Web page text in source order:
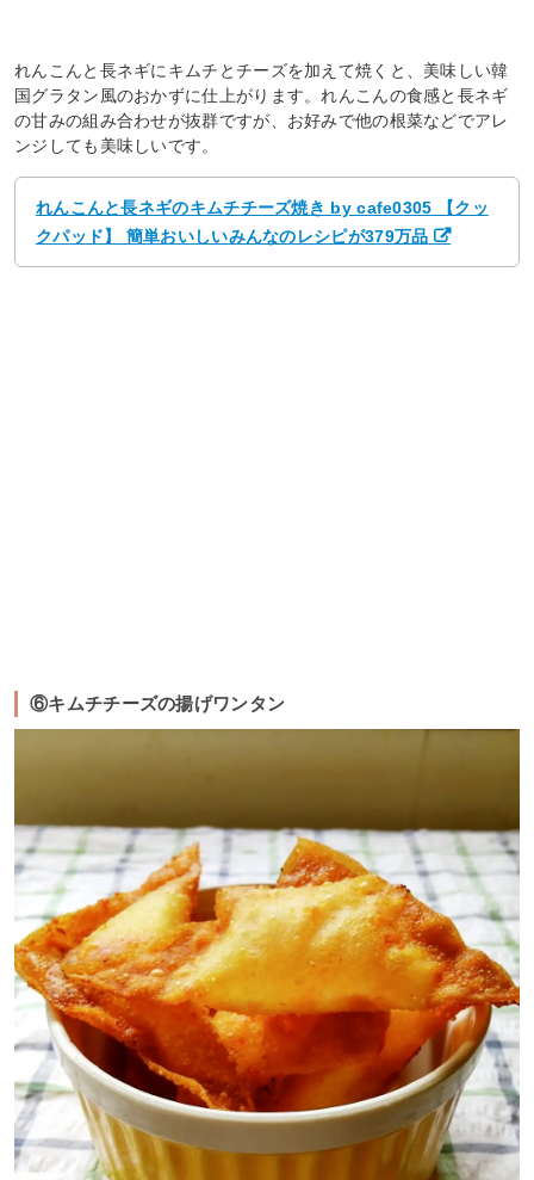
れんこんと長ネギにキムチとチーズを加えて焼くと、美味しい韓
国グラタン風のおかずに仕上がります。れんこんの食感と長ネギ
の甘みの組み合わせが抜群ですが、お好みで他の根菜などでアレ
ンジしても美味しいです。
れんこんと長ネギのキムチチーズ焼き by cafe0305 【クッ
クパッド】 簡単おいしいみんなのレシピが379万品
⑥キムチチーズの揚げワンタン